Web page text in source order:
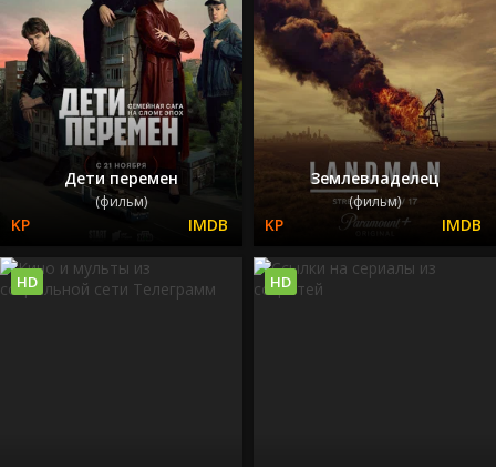
Дети перемен
(фильм)
Землевладелец
(фильм)
HD HD